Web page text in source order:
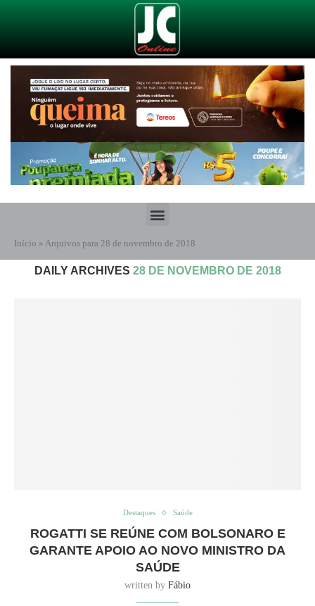
Início » Arquivos para 28 de novembro de 2018
DAILY ARCHIVES 28 DE NOVEMBRO DE 2018
Destaques Saúde
ROGATTI SE REÚNE COM BOLSONARO E
GARANTE APOIO AO NOVO MINISTRO DA
SAÚDE
written by Fábio